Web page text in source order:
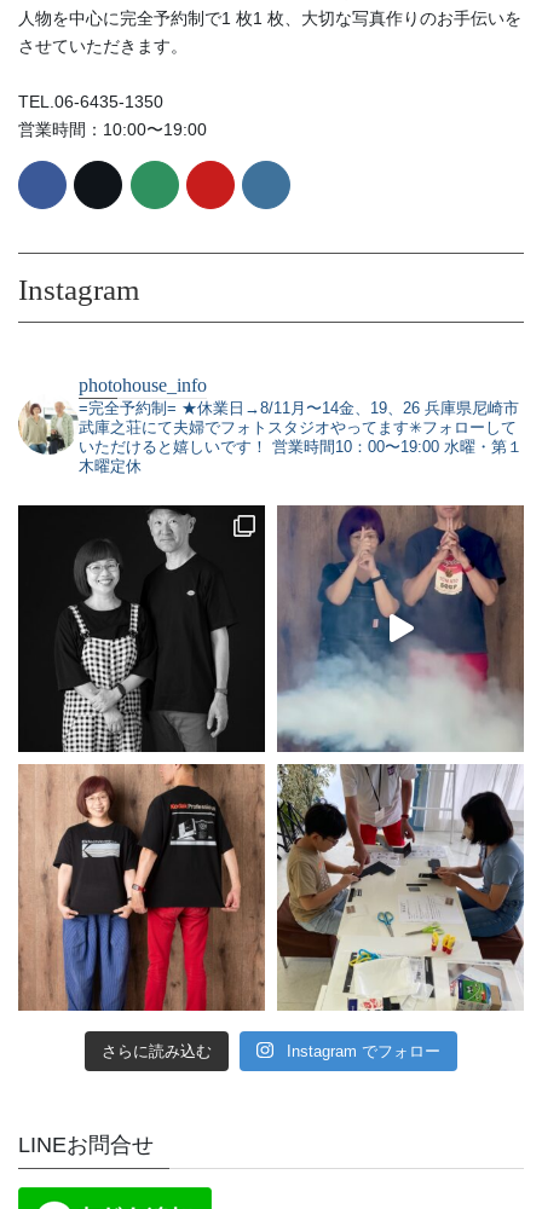
人物を中心に完全予約制で1 枚1 枚、大切な写真作りのお手伝いを
させていただきます。
TEL.06-6435-1350
営業時間：10:00〜19:00
Instagram
photohouse_info
=完全予約制= ★休業日→8/11月〜14金、19、26 兵庫県尼崎市
武庫之荘にて夫婦でフォトスタジオやってます✳︎フォローして
いただけると嬉しいです！ 営業時間10：00〜19:00 水曜・第１
木曜定休
さらに読み込む Instagram でフォロー
LINEお問合せ